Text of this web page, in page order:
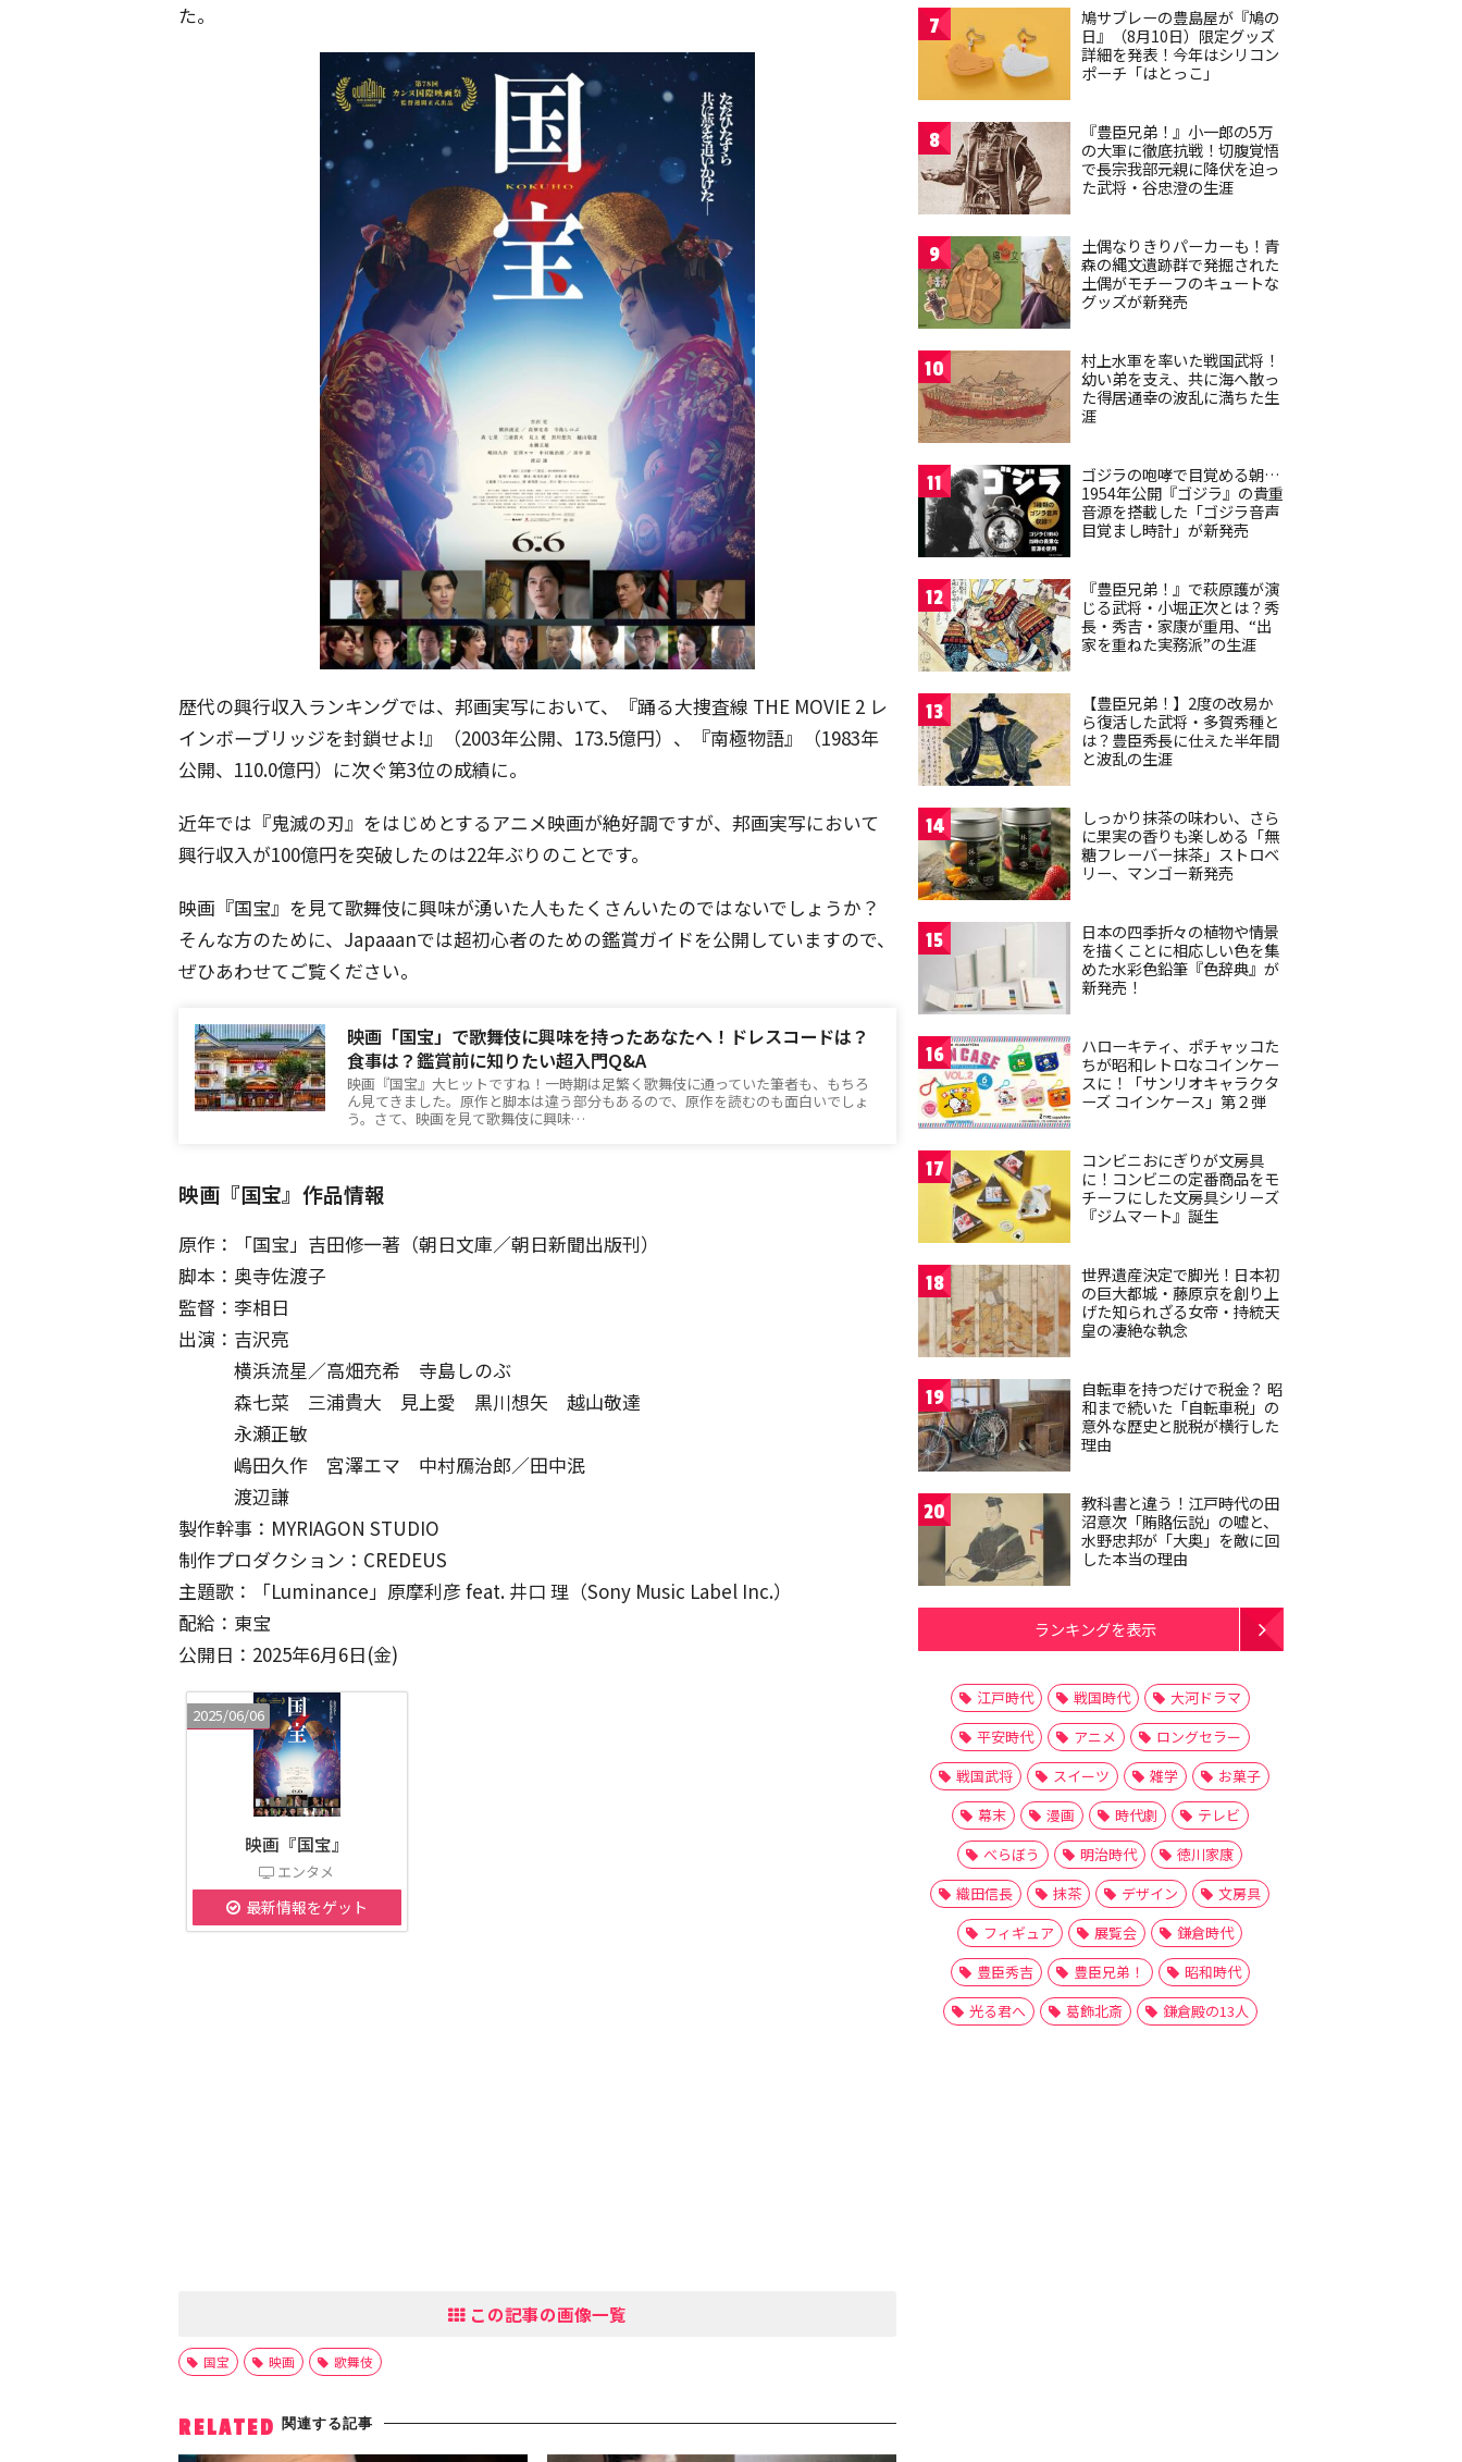
た。
歴代の興行収入ランキングでは、邦画実写において、『踊る大捜査線 THE MOVIE 2 レ
インボーブリッジを封鎖せよ!』（2003年公開、173.5億円）、『南極物語』（1983年
公開、110.0億円）に次ぐ第3位の成績に。
近年では『鬼滅の刃』をはじめとするアニメ映画が絶好調ですが、邦画実写において
興行収入が100億円を突破したのは22年ぶりのことです。
映画『国宝』を見て歌舞伎に興味が湧いた人もたくさんいたのではないでしょうか？
そんな方のために、Japaaanでは超初心者のための鑑賞ガイドを公開していますので、
ぜひあわせてご覧ください。
映画「国宝」で歌舞伎に興味を持ったあなたへ！ドレスコードは？
食事は？鑑賞前に知りたい超入門Q&A
映画『国宝』大ヒットですね！一時期は足繁く歌舞伎に通っていた筆者も、もちろ
ん見てきました。原作と脚本は違う部分もあるので、原作を読むのも面白いでしょ
う。さて、映画を見て歌舞伎に興味…
映画『国宝』作品情報
原作：「国宝」吉田修一著（朝日文庫／朝日新聞出版刊）
脚本：奥寺佐渡子
監督：李相日
出演：吉沢亮
横浜流星／高畑充希 寺島しのぶ
森七菜 三浦貴大 見上愛 黒川想矢 越山敬達
永瀬正敏
嶋田久作 宮澤エマ 中村鴈治郎／田中泯
渡辺謙
製作幹事：MYRIAGON STUDIO
制作プロダクション：CREDEUS
主題歌：「Luminance」原摩利彦 feat. 井口 理（Sony Music Label Inc.）
配給：東宝
公開日：2025年6月6日(金)
2025/06/06
映画『国宝』
エンタメ
最新情報をゲット
この記事の画像一覧
国宝 映画 歌舞伎
RELATED 関連する記事
7
鳩サブレーの豊島屋が『鳩の
日』（8月10日）限定グッズ
詳細を発表！今年はシリコン
ポーチ「はとっこ」
8
『豊臣兄弟！』小一郎の5万
の大軍に徹底抗戦！切腹覚悟
で長宗我部元親に降伏を迫っ
た武将・谷忠澄の生涯
9
土偶なりきりパーカーも！青
森の縄文遺跡群で発掘された
土偶がモチーフのキュートな
グッズが新発売
10
村上水軍を率いた戦国武将！
幼い弟を支え、共に海へ散っ
た得居通幸の波乱に満ちた生
涯
11
ゴジラの咆哮で目覚める朝…
1954年公開『ゴジラ』の貴重
音源を搭載した「ゴジラ音声
目覚まし時計」が新発売
12
『豊臣兄弟！』で萩原護が演
じる武将・小堀正次とは？秀
長・秀吉・家康が重用、“出
家を重ねた実務派”の生涯
13
【豊臣兄弟！】2度の改易か
ら復活した武将・多賀秀種と
は？豊臣秀長に仕えた半年間
と波乱の生涯
14
しっかり抹茶の味わい、さら
に果実の香りも楽しめる「無
糖フレーバー抹茶」ストロベ
リー、マンゴー新発売
15
日本の四季折々の植物や情景
を描くことに相応しい色を集
めた水彩色鉛筆『色辞典』が
新発売！
16
ハローキティ、ポチャッコた
ちが昭和レトロなコインケー
スに！「サンリオキャラクタ
ーズ コインケース」第２弾
17
コンビニおにぎりが文房具
に！コンビニの定番商品をモ
チーフにした文房具シリーズ
『ジムマート』誕生
18
世界遺産決定で脚光！日本初
の巨大都城・藤原京を創り上
げた知られざる女帝・持統天
皇の凄絶な執念
19
自転車を持つだけで税金？ 昭
和まで続いた「自転車税」の
意外な歴史と脱税が横行した
理由
20
教科書と違う！江戸時代の田
沼意次「賄賂伝説」の嘘と、
水野忠邦が「大奥」を敵に回
した本当の理由
ランキングを表示
江戸時代 戦国時代
大河ドラマ
平安時代
アニメ
ロングセラー
戦国武将
スイーツ 雑学
お菓子
幕末
漫画 時代劇
テレビ
べらぼう
明治時代
徳川家康
織田信長
抹茶 デザイン
文房具
フィギュア
展覧会
鎌倉時代
豊臣秀吉
豊臣兄弟！
昭和時代
光る君へ
葛飾北斎 鎌倉殿の13人